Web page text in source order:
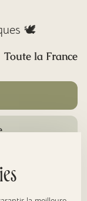
🕊️
Toute la France